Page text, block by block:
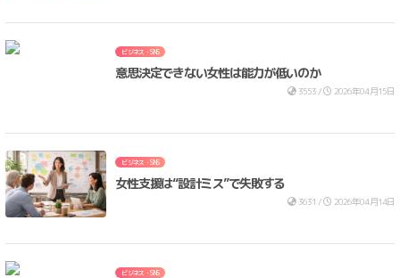
ビジネス・SNS
意思決定できない女性は能力が低いのか
3553 / 2026年04月15日
ビジネス・SNS
女性支援は“設計ミス”で失敗する
3631 / 2026年04月14日
ビジネス・SNS